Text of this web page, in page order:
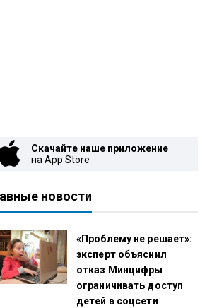
Скачайте наше приложение
на App Store
новости
«Проблему не решает»:
эксперт объяснил
отказ Минцифры
ограничивать доступ
детей в соцсети